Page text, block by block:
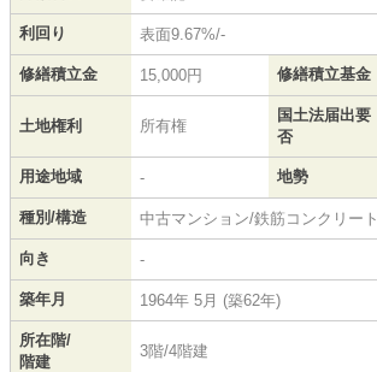
利回り 表面9.67%/-
修繕積立金 15,000円 修繕積立基金
土地権利 所有権
国土法届出要
否
用途地域 - 地勢
種別/構造 中古マンション/鉄筋コンクリート
向き -
築年月 1964年 5月 (築62年)
所在階/
階建
3階/4階建